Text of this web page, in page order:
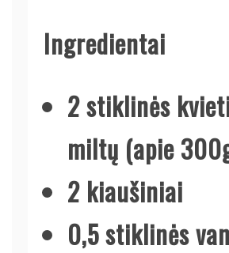
Ingredientai
2 stiklinės
miltų (apie
2 kiaušiniai
0,5 stiklinės